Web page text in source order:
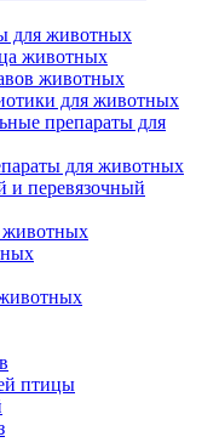
для животных
животных
животных
для животных
препараты для
для животных
и перевязочный
животных
птицы